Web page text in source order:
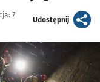
7
Udostępnijartykuł